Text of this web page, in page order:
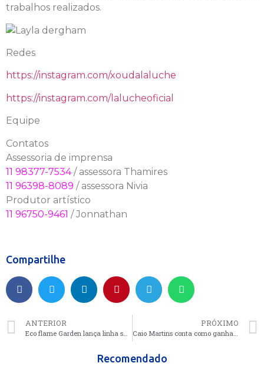
trabalhos realizados.
Redes
https://instagram.com/xoudalaluche
https://instagram.com/lalucheoficial
Equipe
Contatos
Assessoria de imprensa
11 98377-7534/ assessora Thamires
11 96398-8089 / assessora Nivia
Produtor artístico
11 96750-9461 / Jonnathan
Compartilhe
ANTERIOR
Eco flame Garden lança linha sustentável com redes de pesca
PRÓXIMO
Caio Martins conta como ganha mais de 100 mil mensal na internet e ensina você
Recomendado